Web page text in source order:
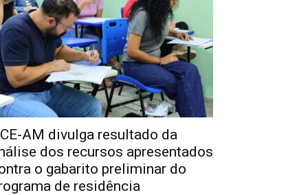
AM divulga resultado da
dos recursos apresentados
o gabarito preliminar do
de residência